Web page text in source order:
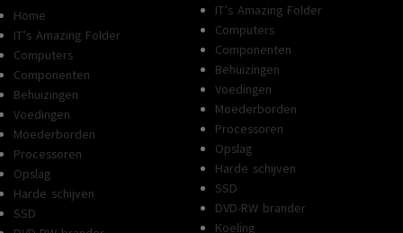
Home
IT’s Amazing Folder
Computers
Componenten
Behuizingen
Voedingen
Moederborden
Processoren
Opslag
Harde schijven
SSD
IT’s Amazing Folder
Computers
Componenten
Behuizingen
Voedingen
Moederborden
Processoren
Opslag
Harde schijven
SSD
DVD-RW brander
Koeling